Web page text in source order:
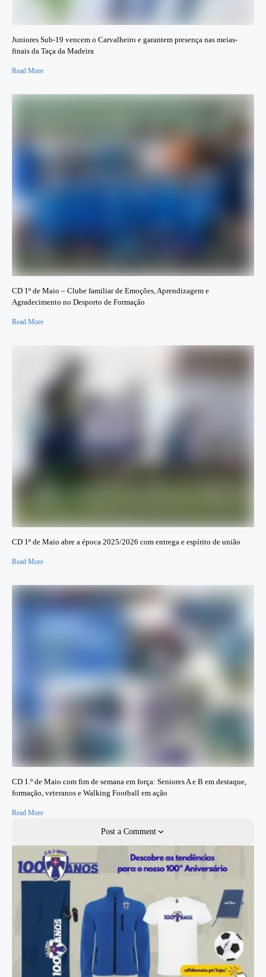
Juniores Sub-19 vencem o Carvalheiro e garantem presença nas meias-
finais da Taça da Madeira
Read More
CD 1º de Maio – Clube familiar de Emoções, Aprendizagem e
Agradecimento no Desporto de Formação
Read More
CD 1º de Maio abre a época 2025/2026 com entrega e espírito de união
Read More
CD 1.º de Maio com fim de semana em força: Seniores A e B em destaque,
formação, veteranos e Walking Football em ação
Read More
Post a Comment